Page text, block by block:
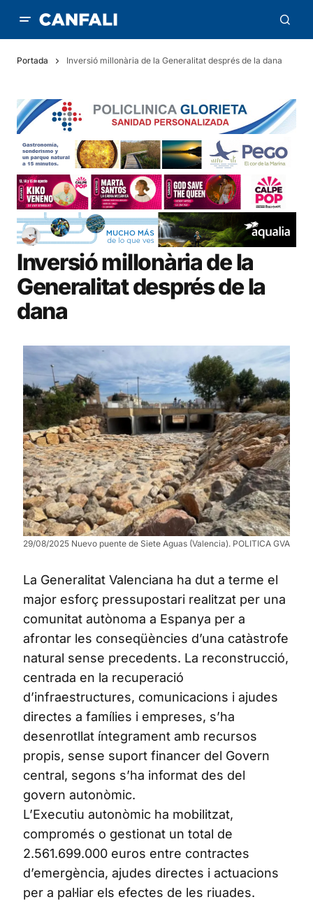
Portada Inversió millonària de la Generalitat després de la dana
Inversió millonària de la
Generalitat després de la
dana
29/08/2025 Nuevo puente de Siete Aguas (Valencia). POLITICA GVA
La Generalitat Valenciana ha dut a terme el
major esforç pressupostari realitzat per una
comunitat autònoma a Espanya per a
afrontar les conseqüències d’una catàstrofe
natural sense precedents. La reconstrucció,
centrada en la recuperació
d’infraestructures, comunicacions i ajudes
directes a famílies i empreses, s’ha
desenrotllat íntegrament amb recursos
propis, sense suport financer del Govern
central, segons s’ha informat des del
govern autonòmic.
L’Executiu autonòmic ha mobilitzat,
compromés o gestionat un total de
2.561.699.000 euros entre contractes
d’emergència, ajudes directes i actuacions
per a pal·liar els efectes de les riuades.